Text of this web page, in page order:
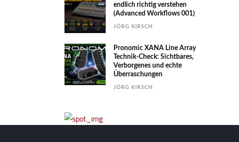
endlich richtig verstehen
(Advanced Workflows 001)
JÖRG KIRSCH
Pronomic XANA Line Array
Technik-Check: Sichtbares,
Verborgenes und echte
Überraschungen
JÖRG KIRSCH